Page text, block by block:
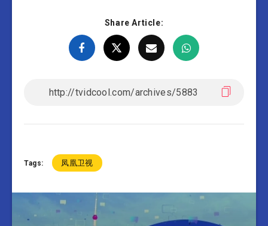
Share Article:
Tags: 凤凰卫视